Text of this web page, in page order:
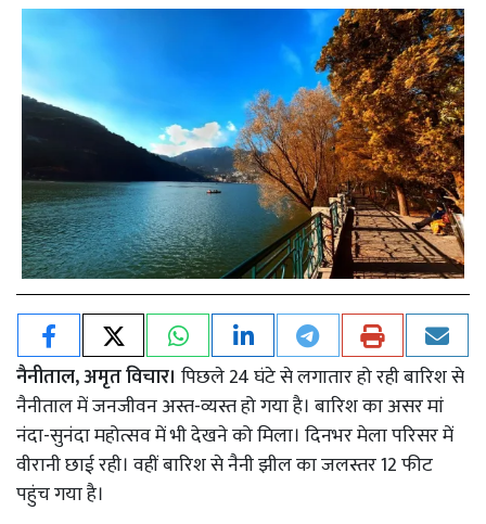
नैनीताल, अमृत विचार। पिछले 24 घंटे से लगातार हो रही बारिश से
नैनीताल में जनजीवन अस्त-व्यस्त हो गया है। बारिश का असर मां
नंदा-सुनंदा महोत्सव में भी देखने को मिला। दिनभर मेला परिसर में
वीरानी छाई रही। वहीं बारिश से नैनी झील का जलस्तर 12 फीट
पहुंच गया है।